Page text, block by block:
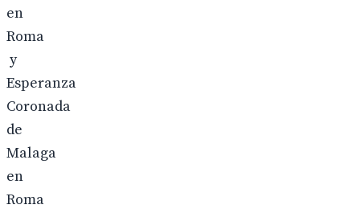
en
Roma
y
Esperanza
Coronada
de
Malaga
en
Roma